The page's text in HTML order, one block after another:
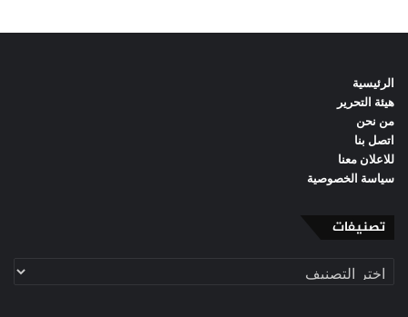
الرئيسية
هيئة التحرير
من نحن
اتصل بنا
للاعلان معنا
سياسة الخصوصية
تصنيفات
تصنيفات